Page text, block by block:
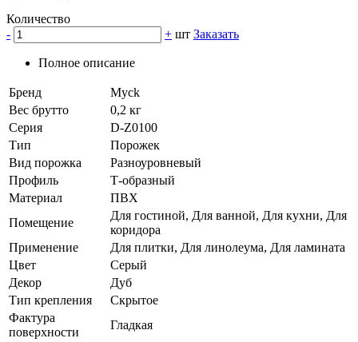
Количество
-
+ шт Заказать
Полное описание
Бренд
Myck
Вес брутто
0,2 кг
Серия
D-Z0100
Тип
Порожек
Вид порожка
Разноуровневый
Профиль
Т-образный
Материал
ПВХ
Помещение
Для гостиной, Для ванной, Для кухни, Для
коридора
Применение
Для плитки, Для линолеума, Для ламината
Цвет
Серый
Декор
Дуб
Тип крепления
Скрытое
Фактура
поверхности
Гладкая